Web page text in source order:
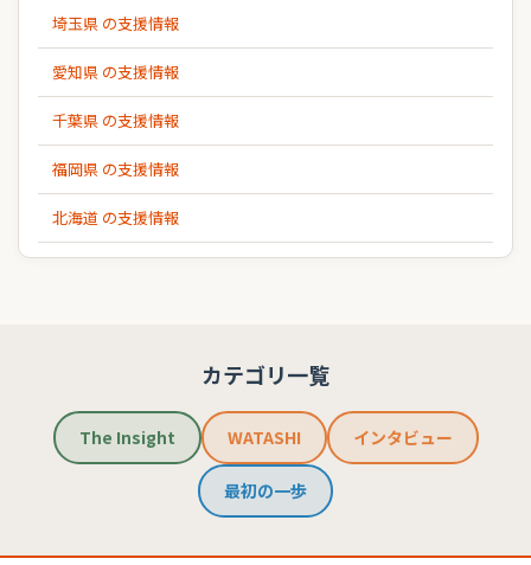
埼玉県 の支援情報
愛知県 の支援情報
千葉県 の支援情報
福岡県 の支援情報
北海道 の支援情報
カテゴリ一覧
The Insight WATASHI インタビュー
最初の一歩